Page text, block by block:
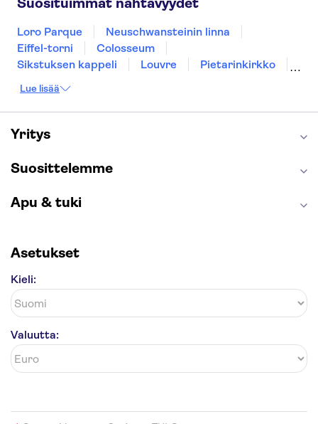
Ljubljana
Riika
Loro Parque
Neuschwansteinin linna
Eiffel-torni
Colosseum
Sikstuksen kappeli
Louvre
Pietarinkirkko
Moulin Rouge
London Eye
Montmartre
Wieliczkan suolakaivos
Caminito del Rey
Golden Circle
Lue lisää
Yritys
Suosittelemme
Apu & tuki
Asetukset
Kieli:
Valuutta: